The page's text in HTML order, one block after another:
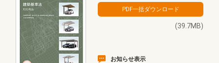
(39.7MB)
お知らせ表示